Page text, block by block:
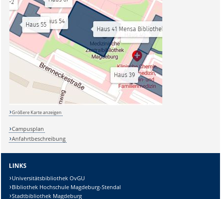
Größere Karte anzeigen
Campusplan
Anfahrtbeschreibung
LINKS
Universitätsbibliothek OvGU
Bibliothek Hochschule Magdeburg-Stendal
Stadtbibliothek Magdeburg